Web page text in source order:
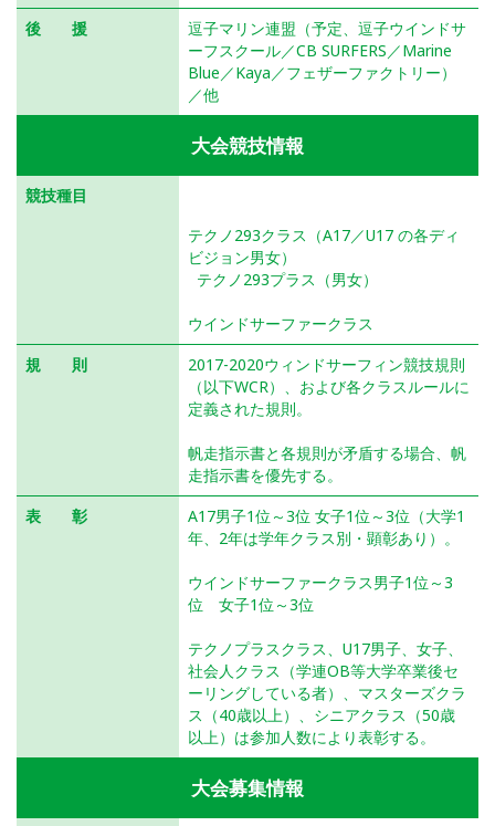
後 援
逗子マリン連盟（予定、逗子ウインドサ
ーフスクール／CB SURFERS／Marine
Blue／Kaya／フェザーファクトリー）
／他
大会競技情報
競技種目
テクノ293クラス（A17／U17 の各ディ
ビジョン男女）
テクノ293プラス（男女）
ウインドサーファークラス
規 則
2017-2020ウィンドサーフィン競技規則
（以下WCR）、および各クラスルールに
定義された規則。
帆走指示書と各規則が矛盾する場合、帆
走指示書を優先する。
表 彰
A17男子1位～3位 女子1位～3位（大学1
年、2年は学年クラス別・顕彰あり）。
ウインドサーファークラス男子1位～3
位 女子1位～3位
テクノプラスクラス、U17男子、女子、
社会人クラス（学連OB等大学卒業後セ
ーリングしている者）、マスターズクラ
ス（40歳以上）、シニアクラス（50歳
以上）は参加人数により表彰する。
大会募集情報